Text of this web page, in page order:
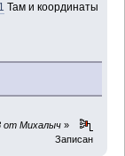
Там и координаты
от Михалыч »
Записан